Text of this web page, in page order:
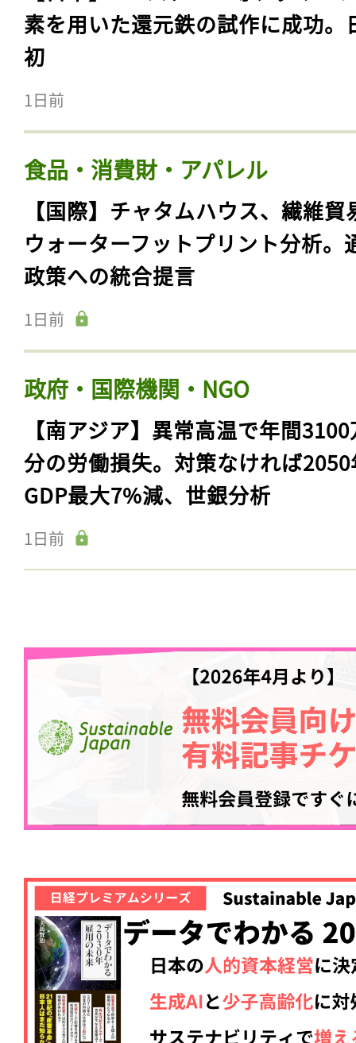
素を用いた還元鉄の試作に成功。
初
1日前
食品・消費財・アパレル
【国際】チャタムハウス、繊維貿
ウォーターフットプリント分析。
政策への統合提言
1日前
政府・国際機関・NGO
【南アジア】異常高温で年間
分の労働損失。対策なければ
GDP最大7%減、世銀分析
1日前